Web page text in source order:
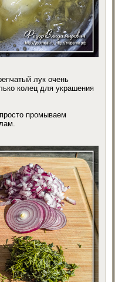
лук очень
колец для украшения
промываем